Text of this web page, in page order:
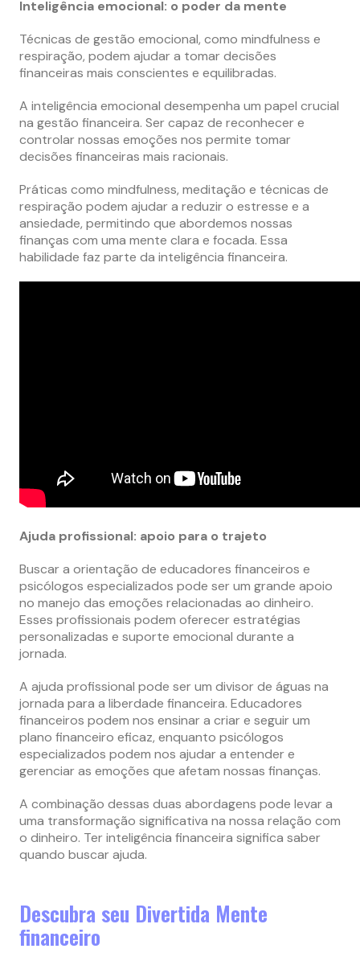
Inteligência emocional: o poder da mente
Técnicas de gestão emocional, como mindfulness e
respiração, podem ajudar a tomar decisões
financeiras mais conscientes e equilibradas.
A inteligência emocional desempenha um papel crucial
na gestão financeira. Ser capaz de reconhecer e
controlar nossas emoções nos permite tomar
decisões financeiras mais racionais.
Práticas como mindfulness, meditação e técnicas de
respiração podem ajudar a reduzir o estresse e a
ansiedade, permitindo que abordemos nossas
finanças com uma mente clara e focada. Essa
habilidade faz parte da inteligência financeira.
Ajuda profissional: apoio para o trajeto
Buscar a orientação de educadores financeiros e
psicólogos especializados pode ser um grande apoio
no manejo das emoções relacionadas ao dinheiro.
Esses profissionais podem oferecer estratégias
personalizadas e suporte emocional durante a
jornada.
A ajuda profissional pode ser um divisor de águas na
jornada para a liberdade financeira. Educadores
financeiros podem nos ensinar a criar e seguir um
plano financeiro eficaz, enquanto psicólogos
especializados podem nos ajudar a entender e
gerenciar as emoções que afetam nossas finanças.
A combinação dessas duas abordagens pode levar a
uma transformação significativa na nossa relação com
o dinheiro. Ter inteligência financeira significa saber
quando buscar ajuda.
Descubra seu Divertida Mente
financeiro